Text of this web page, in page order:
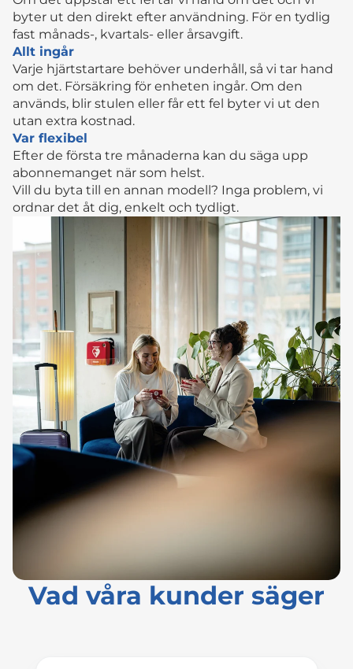
byter ut den direkt efter användning. För en tydlig
fast månads-, kvartals- eller årsavgift.
Allt ingår
Varje hjärtstartare behöver underhåll, så vi tar hand
om det. Försäkring för enheten ingår. Om den
används, blir stulen eller får ett fel byter vi ut den
utan extra kostnad.
Var flexibel
Efter de första tre månaderna kan du säga upp
abonnemanget när som helst.
Vill du byta till en annan modell? Inga problem, vi
ordnar det åt dig, enkelt och tydligt.
Vad våra kunder säger